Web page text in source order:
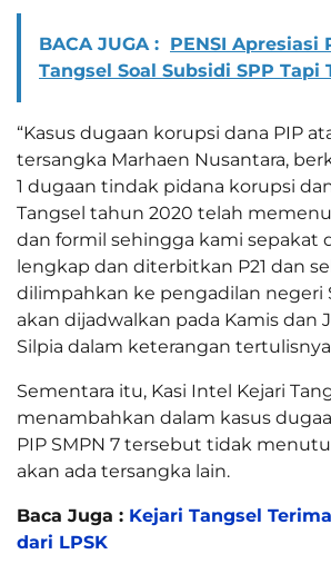
BACA JUGA : PENSI Apresiasi
Tangsel Soal Subsidi SPP Tapi
“Kasus dugaan korupsi dana PIP
tersangka Marhaen Nusantara,
1 dugaan tindak pidana korupsi
Tangsel tahun 2020 telah
dan formil sehingga kami sepakat
lengkap dan diterbitkan P21 dan
dilimpahkan ke pengadilan negeri
akan dijadwalkan pada Kamis dan
Silpia dalam keterangan
Sementara itu, Kasi Intel Kejari
menambahkan dalam kasus
PIP SMPN 7 tersebut tidak
akan ada tersangka lain.
Baca Juga : Kejari Tangsel
dari LPSK